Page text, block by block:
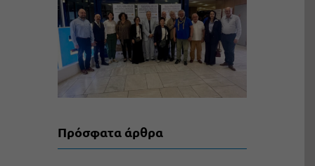
Πρόσφατα άρθρα